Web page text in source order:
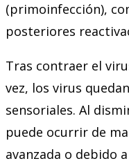
(primoinfección),
posteriores
Tras contraer el
vez, los virus
sensoriales. Al
puede ocurrir de
avanzada o debido